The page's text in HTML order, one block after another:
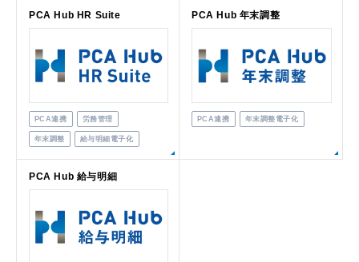
PCA Hub HR Suite
PCA連携 労務管理
年末調整 給与明細電子化
PCA Hub 年末調整
PCA連携 年末調整電子化
PCA Hub 給与明細